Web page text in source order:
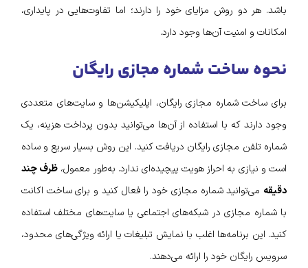
باشد. هر دو روش مزایای خود را دارند؛ اما تفاوت‌هایی در پایداری،
امکانات و امنیت آن‌ها وجود دارد.
نحوه ساخت شماره مجازی رایگان
برای ساخت شماره مجازی رایگان، اپلیکیشن‌ها و سایت‌های متعددی
وجود دارند که با استفاده از آن‌ها می‌توانید بدون پرداخت هزینه، یک
شماره تلفن مجازی رایگان دریافت کنید. این روش بسیار سریع و ساده
است و نیازی به احراز هویت پیچیده‌ای ندارد. به‌طور معمول، ظرف چند
دقیقه می‌توانید شماره مجازی خود را فعال کنید و برای ساخت اکانت
با شماره مجازی در شبکه‌های اجتماعی یا سایت‌های مختلف استفاده
کنید. این برنامه‌ها اغلب با نمایش تبلیغات یا ارائه ویژگی‌های محدود،
سرویس رایگان خود را ارائه می‌دهند.